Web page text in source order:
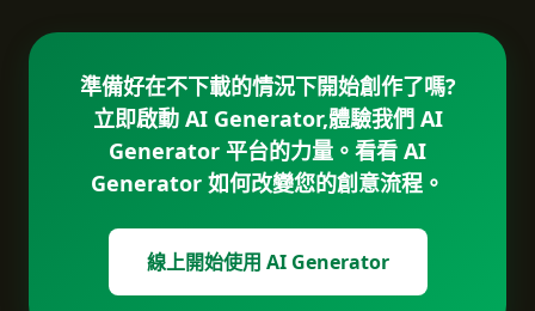
準備好在不下載的情況下開始創作了嗎?
立即啟動 AI Generator,體驗我們 AI
Generator 平台的力量。看看 AI
Generator 如何改變您的創意流程。
線上開始使用 AI Generator